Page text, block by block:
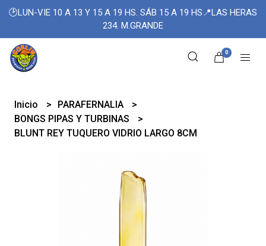
🕑LUN-VIE 10 A 13 Y 15 A 19 HS. SÁB 15 A 19 HS📍LAS HERAS
234. M.GRANDE
0
Inicio
PARAFERNALIA
BONGS PIPAS Y TURBINAS
BLUNT REY TUQUERO VIDRIO LARGO 8CM